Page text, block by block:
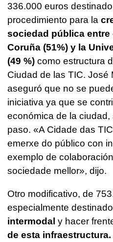
336.000 euros
procedimiento para la
sociedad pública entre
Coruña (51%) y la
(49 %) como estructura
Ciudad de las TIC. José
aseguró que no se
iniciativa ya que se
económica de la
paso. «A Cidade das
emerxe do público con
exemplo de
sociedade mellor», dijo.
Otro modificativo, de
especialmente destinado
intermodal y hacer
de esta infraestructura.